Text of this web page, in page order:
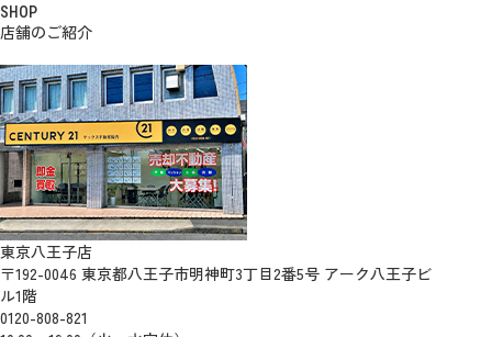
SHOP
店舗のご紹介
東京八王子店
〒192-0046 東京都八王子市明神町3丁目2番5号 アーク八王子ビ
ル1階
0120-808-821